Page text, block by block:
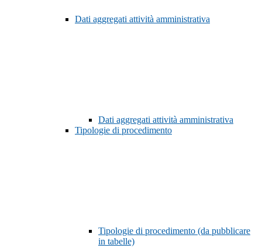
Dati aggregati attività amministrativa
Dati aggregati attività amministrativa
Tipologie di procedimento
Tipologie di procedimento (da pubblicare
in tabelle)